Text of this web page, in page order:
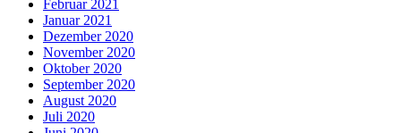
Februar 2021
Januar 2021
Dezember 2020
November 2020
Oktober 2020
September 2020
August 2020
Juli 2020